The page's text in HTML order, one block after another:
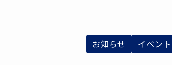
お知らせ イベント